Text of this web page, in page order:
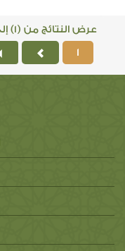
عرض النتائج من (1) إلى (10) من إجمالى (87) الصفحات (9)
1